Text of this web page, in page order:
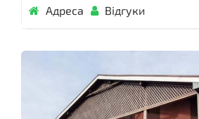
Адреса Відгуки